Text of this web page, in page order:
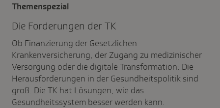
Die Forde­rungen der TK
Themenspezial
Ob Finanzierung der Gesetzlichen
Krankenversicherung, der Zugang zu medizinischer
Versorgung oder die digitale Transformation: Die
Herausforderungen in der Gesundheitspolitik sind
groß. Die TK hat Lösungen, wie das
Gesundheitssystem besser werden kann.